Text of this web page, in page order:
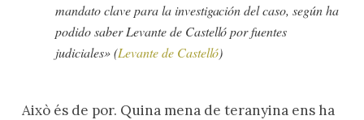
mandato clave para la investigación del caso, según ha
podido saber Levante de Castelló por fuentes
judiciales»(Levante de Castelló)
Això és de por. Quina mena de teranyina ens ha